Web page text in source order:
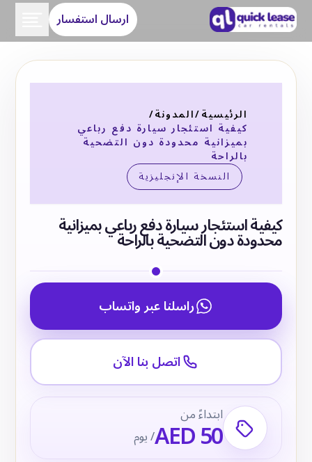
ارسال استفسار
الرئيسية/المدونة/
كيفية استئجار سيارة دفع رباعي
بميزانية محدودة دون التضحية
بالراحة
النسخة الإنجليزية
كيفية استئجار سيارة دفع رباعي بميزانية
محدودة دون التضحية بالراحة
راسلنا عبر واتساب
اتصل بنا الآن
ابتداءً من
AED 50/ يوم